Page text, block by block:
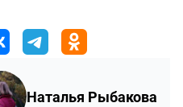
Наталья Рыбакова